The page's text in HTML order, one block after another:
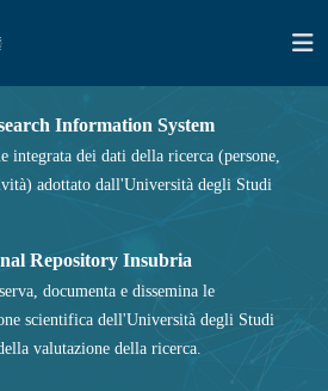
Information System
integrata dei dati della ricerca (persone,
adottato dall'Università degli Studi
Repository Insubria
documenta e dissemina le
scientifica dell'Università degli Studi
valutazione della ricerca.